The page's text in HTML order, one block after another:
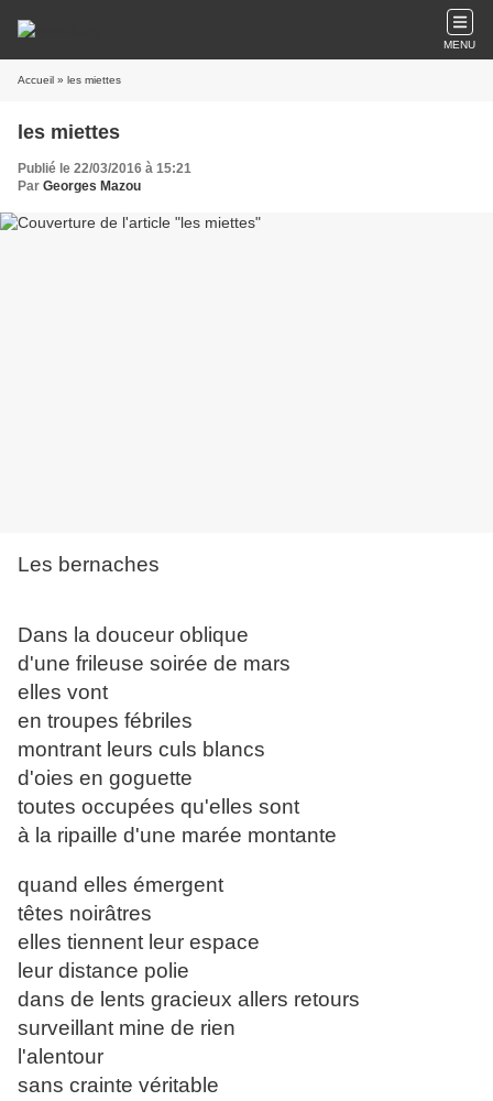
MENU
Accueil » les miettes
les miettes
Publié le 22/03/2016 à 15:21
Par Georges Mazou
Les bernaches
Dans la douceur oblique
d'une frileuse soirée de mars
elles vont
en troupes fébriles
montrant leurs culs blancs
d'oies en goguette
toutes occupées qu'elles sont
à la ripaille d'une marée montante
quand elles émergent
têtes noirâtres
elles tiennent leur espace
leur distance polie
dans de lents gracieux allers retours
surveillant mine de rien
l'alentour
sans crainte véritable